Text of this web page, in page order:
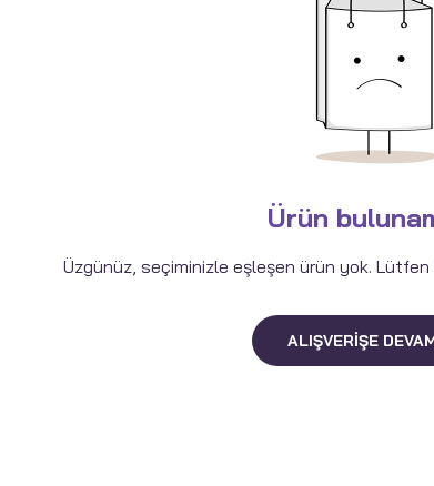
Ürün
Üzgünüz, seçiminizle eşleşen ürün yok.
ALIŞVERIŞE